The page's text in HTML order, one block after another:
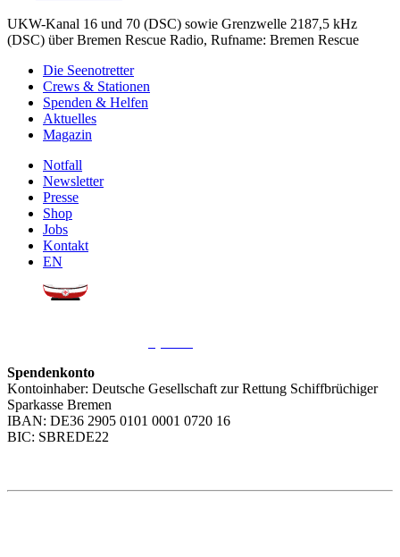
UKW-Kanal 16 und 70 (DSC) sowie Grenzwelle 2187,5 kHz
(DSC) über Bremen Rescue Radio, Rufname: Bremen Rescue
Die Seenotretter
Crews & Stationen
Spenden & Helfen
Aktuelles
Magazin
Notfall
Newsletter
Presse
Shop
Jobs
Kontakt
EN
Spendenkonto
Kontoinhaber: Deutsche Gesellschaft zur Rettung Schiffbrüchiger
Sparkasse Bremen
IBAN: DE36 2905 0101 0001 0720 16
BIC: SBREDE22